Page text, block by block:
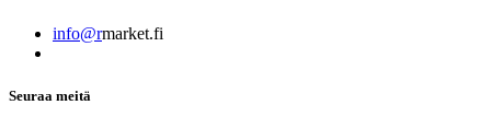
info@rmarket.fi
Seuraa meitä